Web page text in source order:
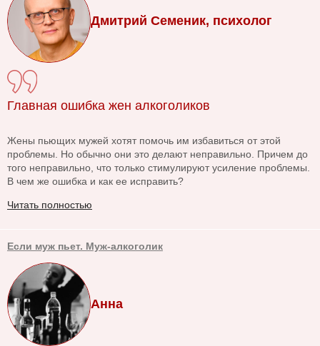
Дмитрий Семеник, психолог
Главная ошибка жен алкоголиков
Жены пьющих мужей хотят помочь им избавиться от этой
проблемы. Но обычно они это делают неправильно. Причем до
того неправильно, что только стимулируют усиление проблемы.
В чем же ошибка и как ее исправить?
Читать полностью
Если муж пьет. Муж-алкоголик
Анна